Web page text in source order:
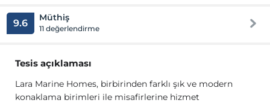
9.6 Müthiş
11 değerlendirme
Tesis açıklaması
Lara Marine Homes, birbirinden farklı şık ve modern
konaklama birimleri ile misafirlerine hizmet